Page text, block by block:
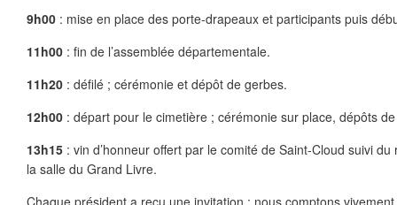
9h00 : mise en place des porte-drapeaux et participants puis
11h00 : fin de l’assemblée départementale.
11h20 : défilé ; cérémonie et dépôt de gerbes.
12h00 : départ pour le cimetière ; cérémonie sur place, dépôts
13h15 : vin d’honneur offert par le comité de Saint-Cloud suivi du
la salle du Grand Livre.
Chaque président a reçu une invitation ; nous comptons